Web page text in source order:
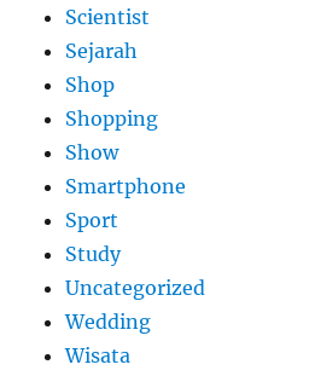
Scientist
Sejarah
Shop
Shopping
Show
Smartphone
Sport
Study
Uncategorized
Wedding
Wisata